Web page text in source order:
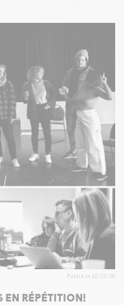
Publié le 13/12/18
EN RÉPÉTITION!